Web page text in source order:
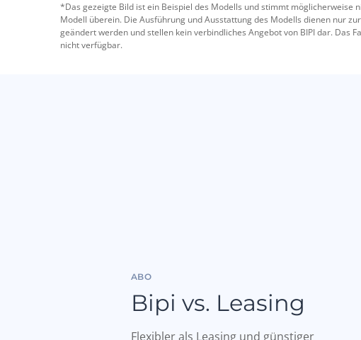
*Das gezeigte Bild ist ein Beispiel des Modells und stimmt möglicherweise
Modell überein. Die Ausführung und Ausstattung des Modells dienen nur
geändert werden und stellen kein verbindliches Angebot von BIPI dar. Das
nicht verfügbar.
ABO
Bipi vs. Leasing
Flexibler als Leasing und günstiger